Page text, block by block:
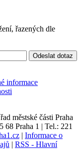
řazených dle
Odeslat dotaz
informace
městské části Praha
68 Praha 1 | Tel.: 221
| Informace o
| RSS - Hlavní